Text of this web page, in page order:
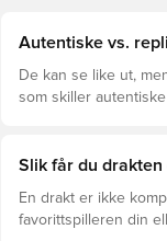
Autentiske vs.
De kan se like ut,
som skiller
Slik får du
En drakt er ikke
favorittspilleren din